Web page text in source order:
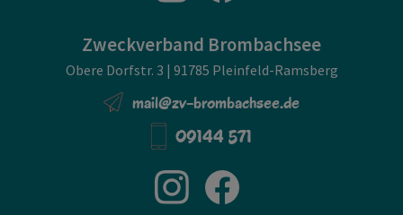
Zweckverband Brombachsee
Obere Dorfstr. 3 | 91785 Pleinfeld-Ramsberg
mail@zv-brombachsee.de
09144 571